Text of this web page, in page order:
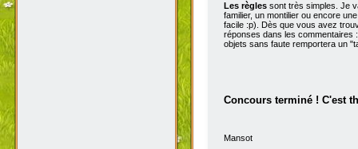
Les règles sont très simples. Je
familier, un montilier ou encore
facile :p). Dès que vous avez
réponses dans les commentaires
objets sans faute remportera un
Concours terminé ! C'est
Mansot